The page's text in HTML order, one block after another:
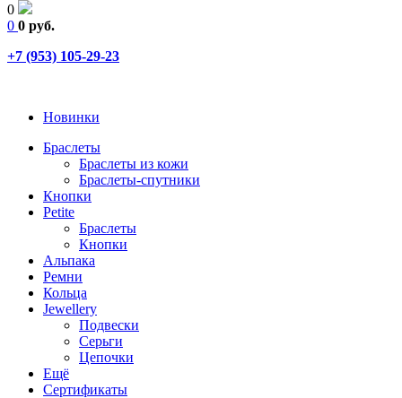
0
0 0 руб.
+7 (953) 105-29-23
Новинки
Браслеты
Браслеты из кожи
Браслеты-спутники
Кнопки
Petite
Браслеты
Кнопки
Альпака
Ремни
Кольца
Jewellery
Подвески
Серьги
Цепочки
Ещё
Сертификаты